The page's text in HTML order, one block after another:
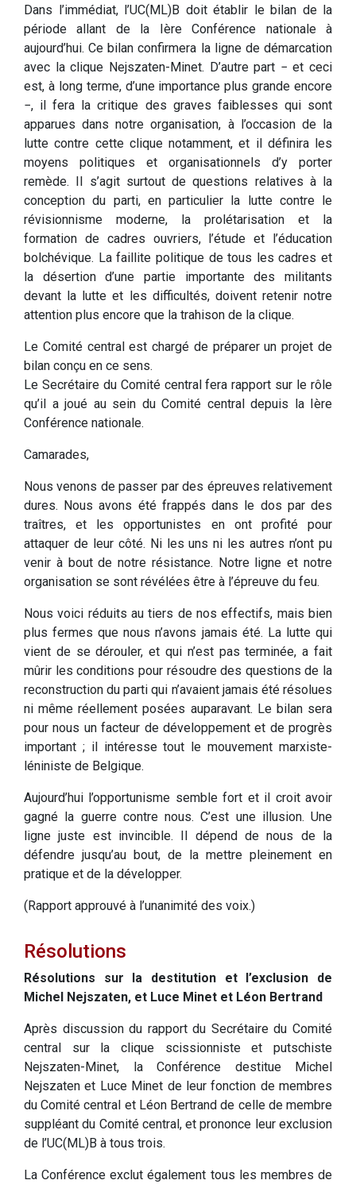
Dans l’immédiat, l’UC(ML)B doit établir le bilan de la
période allant de la Ière Conférence nationale à
aujourd’hui. Ce bilan confirmera la ligne de démarcation
avec la clique Nejszaten-Minet. D’autre part − et ceci
est, à long terme, d’une importance plus grande encore
−, il fera la critique des graves faiblesses qui sont
apparues dans notre organisation, à l’occasion de la
lutte contre cette clique notamment, et il définira les
moyens politiques et organisationnels d’y porter
remède. Il s’agit surtout de questions relatives à la
conception du parti, en particulier la lutte contre le
révisionnisme moderne, la prolétarisation et la
formation de cadres ouvriers, l’étude et l’éducation
bolchévique. La faillite politique de tous les cadres et
la désertion d’une partie importante des militants
devant la lutte et les difficultés, doivent retenir notre
attention plus encore que la trahison de la clique.
Le Comité central est chargé de préparer un projet de
bilan conçu en ce sens.
Le Secrétaire du Comité central fera rapport sur le rôle
qu’il a joué au sein du Comité central depuis la Ière
Conférence nationale.
Camarades,
Nous venons de passer par des épreuves relativement
dures. Nous avons été frappés dans le dos par des
traîtres, et les opportunistes en ont profité pour
attaquer de leur côté. Ni les uns ni les autres n’ont pu
venir à bout de notre résistance. Notre ligne et notre
organisation se sont révélées être à l’épreuve du feu.
Nous voici réduits au tiers de nos effectifs, mais bien
plus fermes que nous n’avons jamais été. La lutte qui
vient de se dérouler, et qui n’est pas terminée, a fait
mûrir les conditions pour résoudre des questions de la
reconstruction du parti qui n’avaient jamais été résolues
ni même réellement posées auparavant. Le bilan sera
pour nous un facteur de développement et de progrès
important ; il intéresse tout le mouvement marxiste-
léniniste de Belgique.
Aujourd’hui l’opportunisme semble fort et il croit avoir
gagné la guerre contre nous. C’est une illusion. Une
ligne juste est invincible. Il dépend de nous de la
défendre jusqu’au bout, de la mettre pleinement en
pratique et de la développer.
(Rapport approuvé à l’unanimité des voix.)
Résolutions
Résolutions sur la destitution et l’exclusion de
Michel Nejszaten, et Luce Minet et Léon Bertrand
Après discussion du rapport du Secrétaire du Comité
central sur la clique scissionniste et putschiste
Nejszaten-Minet, la Conférence destitue Michel
Nejszaten et Luce Minet de leur fonction de membres
du Comité central et Léon Bertrand de celle de membre
suppléant du Comité central, et prononce leur exclusion
de l’UC(ML)B à tous trois.
La Conférence exclut également tous les membres de